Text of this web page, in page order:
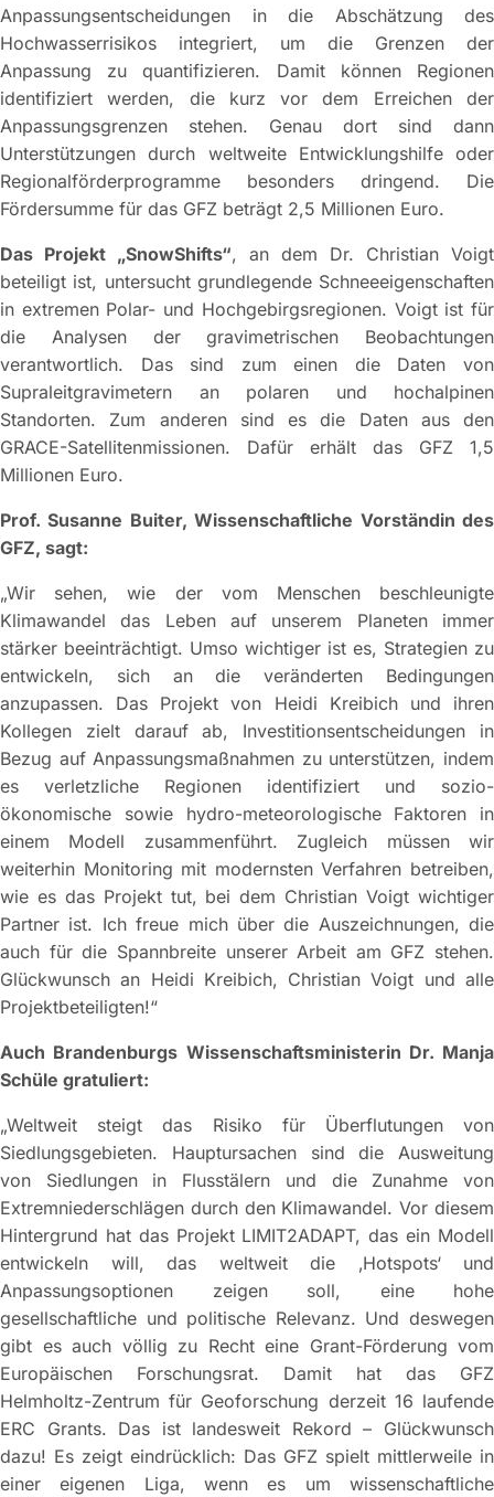
Anpassungsentscheidungen in die Abschätzung des
Hochwasserrisikos integriert, um die Grenzen der
Anpassung zu quantifizieren. Damit können Regionen
identifiziert werden, die kurz vor dem Erreichen der
Anpassungsgrenzen stehen. Genau dort sind dann
Unterstützungen durch weltweite Entwicklungshilfe oder
Regionalförderprogramme besonders dringend. Die
Fördersumme für das GFZ beträgt 2,5 Millionen Euro.
Das Projekt „SnowShifts“, an dem Dr. Christian Voigt
beteiligt ist, untersucht grundlegende Schneeeigenschaften
in extremen Polar- und Hochgebirgsregionen. Voigt ist für
die Analysen der gravimetrischen Beobachtungen
verantwortlich. Das sind zum einen die Daten von
Supraleitgravimetern an polaren und hochalpinen
Standorten. Zum anderen sind es die Daten aus den
GRACE-Satellitenmissionen. Dafür erhält das GFZ 1,5
Millionen Euro.
Prof. Susanne Buiter, Wissenschaftliche Vorständin des
GFZ, sagt:
„Wir sehen, wie der vom Menschen beschleunigte
Klimawandel das Leben auf unserem Planeten immer
stärker beeinträchtigt. Umso wichtiger ist es, Strategien zu
entwickeln, sich an die veränderten Bedingungen
anzupassen. Das Projekt von Heidi Kreibich und ihren
Kollegen zielt darauf ab, Investitionsentscheidungen in
Bezug auf Anpassungsmaßnahmen zu unterstützen, indem
es verletzliche Regionen identifiziert und sozio-
ökonomische sowie hydro-meteorologische Faktoren in
einem Modell zusammenführt. Zugleich müssen wir
weiterhin Monitoring mit modernsten Verfahren betreiben,
wie es das Projekt tut, bei dem Christian Voigt wichtiger
Partner ist. Ich freue mich über die Auszeichnungen, die
auch für die Spannbreite unserer Arbeit am GFZ stehen.
Glückwunsch an Heidi Kreibich, Christian Voigt und alle
Projektbeteiligten!“
Auch Brandenburgs Wissenschaftsministerin Dr. Manja
Schüle gratuliert:
„Weltweit steigt das Risiko für Überflutungen von
Siedlungsgebieten. Hauptursachen sind die Ausweitung
von Siedlungen in Flusstälern und die Zunahme von
Extremniederschlägen durch den Klimawandel. Vor diesem
Hintergrund hat das Projekt LIMIT2ADAPT, das ein Modell
entwickeln will, das weltweit die ‚Hotspots‘ und
Anpassungsoptionen zeigen soll, eine hohe
gesellschaftliche und politische Relevanz. Und deswegen
gibt es auch völlig zu Recht eine Grant-Förderung vom
Europäischen Forschungsrat. Damit hat das GFZ
Helmholtz-Zentrum für Geoforschung derzeit 16 laufende
ERC Grants. Das ist landesweit Rekord – Glückwunsch
dazu! Es zeigt eindrücklich: Das GFZ spielt mittlerweile in
einer eigenen Liga, wenn es um wissenschaftliche